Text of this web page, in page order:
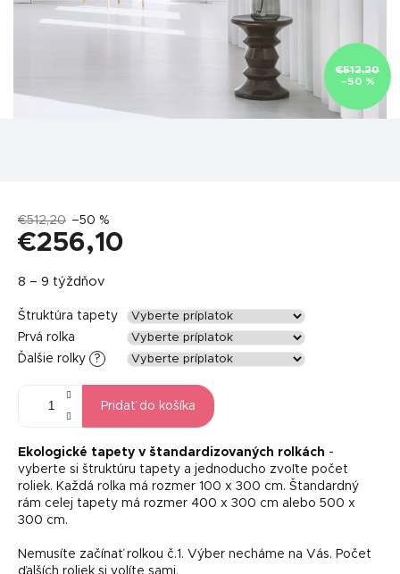
€512,20
–50 %
€512,20 –50 %
€256,10
cena:
8 – 9 týždňov
Štruktúra tapety
Prvá rolka
Ďalšie rolky
?
Pridať do košíka
Ekologické tapety v štandardizovaných rolkách -
vyberte si štruktúru tapety a jednoducho zvoľte počet
roliek. Každá rolka má rozmer 100 x 300 cm. Štandardný
rám celej tapety má rozmer 400 x 300 cm alebo 500 x
300 cm.
Nemusíte začínať rolkou č.1. Výber necháme na Vás. Počet
ďalších roliek si volíte sami.